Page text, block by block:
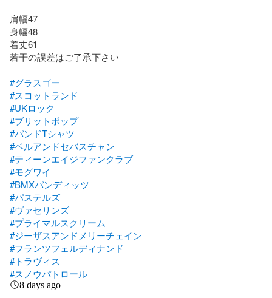
肩幅47
身幅48
着丈61
若干の誤差はご了承下さい
#グラスゴー
#スコットランド
#UKロック
#ブリットポップ
#バンドTシャツ
#ベルアンドセバスチャン
#ティーンエイジファンクラブ
#モグワイ
#BMXバンディッツ
#パステルズ
#ヴァセリンズ
#プライマルスクリーム
#ジーザスアンドメリーチェイン
#フランツフェルディナンド
#トラヴィス
#スノウパトロール
8 days ago